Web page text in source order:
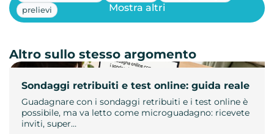
prelievi
Sondaggi retribuiti e test online: guida reale
Guadagnare con i sondaggi retribuiti e i test online è
possibile, ma va letto come microguadagno: ricevete
inviti, super…
Mostra altri
Altro sullo stesso argomento